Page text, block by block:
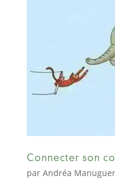
Connecter son
par Andréa